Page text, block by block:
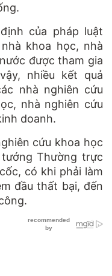
của pháp luật
khoa học, nhà
được tham gia
nhiều kết quả
nhà nghiên cứu
nhà nghiên cứu
doanh.
cứu khoa học
Thường trực
có khi phải làm
đầu thất bại, đến